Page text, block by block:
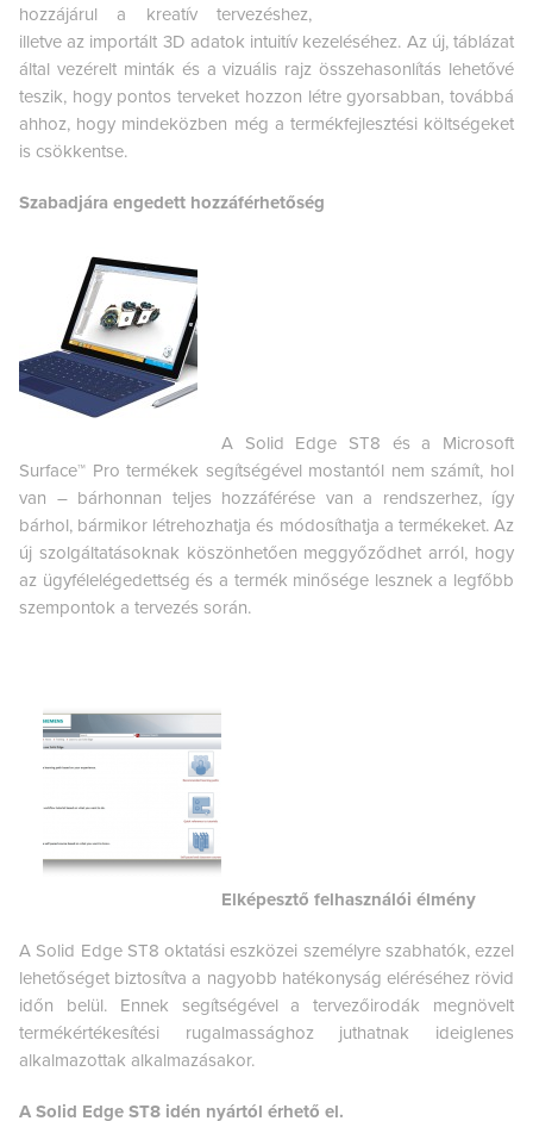
hozzájárul a kreatív tervezéshez,
illetve az importált 3D adatok intuitív kezeléséhez. Az új, táblázat
által vezérelt minták és a vizuális rajz összehasonlítás lehetővé
teszik, hogy pontos terveket hozzon létre gyorsabban, továbbá
ahhoz, hogy mindeközben még a termékfejlesztési költségeket
is csökkentse.
Szabadjára engedett hozzáférhetőség
A Solid Edge ST8 és a Microsoft
Surface™ Pro termékek segítségével mostantól nem számít, hol
van – bárhonnan teljes hozzáférése van a rendszerhez, így
bárhol, bármikor létrehozhatja és módosíthatja a termékeket. Az
új szolgáltatásoknak köszönhetően meggyőződhet arról, hogy
az ügyfélelégedettség és a termék minősége lesznek a legfőbb
szempontok a tervezés során.
Elképesztő felhasználói élmény
A Solid Edge ST8 oktatási eszközei személyre szabhatók, ezzel
lehetőséget biztosítva a nagyobb hatékonyság eléréséhez rövid
időn belül. Ennek segítségével a tervezőirodák megnövelt
termékértékesítési rugalmassághoz juthatnak ideiglenes
alkalmazottak alkalmazásakor.
A Solid Edge ST8 idén nyártól érhető el.